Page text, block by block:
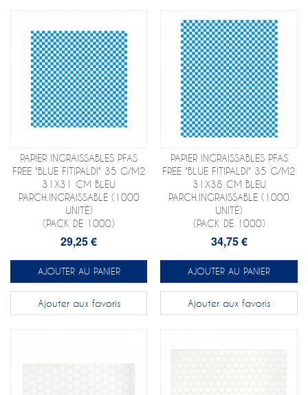
PAPIER INGRAISSABLES PFAS
FREE "BLUE FITIPALDI" 35 G/M2
31X31 CM BLEU
PARCH.INGRAISSABLE (1000
UNITÉ)
(PACK DE 1000)
29,25 €
AJOUTER AU PANIER
Ajouter aux favoris
PAPIER INGRAISSABLES PFAS
FREE "BLUE FITIPALDI" 35 G/M2
31X38 CM BLEU
PARCH.INGRAISSABLE (1000
UNITÉ)
(PACK DE 1000)
34,75 €
AJOUTER AU PANIER
Ajouter aux favoris